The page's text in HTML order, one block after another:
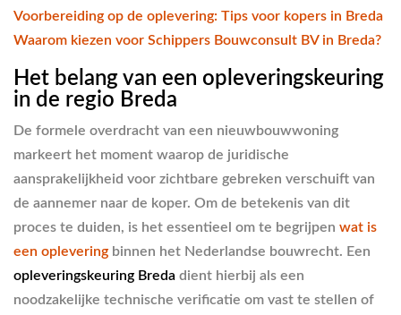
Voorbereiding op de oplevering: Tips voor kopers in Breda
Waarom kiezen voor Schippers Bouwconsult BV in Breda?
Het belang van een opleveringskeuring
in de regio Breda
De formele overdracht van een nieuwbouwwoning
markeert het moment waarop de juridische
aansprakelijkheid voor zichtbare gebreken verschuift van
de aannemer naar de koper. Om de betekenis van dit
proces te duiden, is het essentieel om te begrijpen wat is
een oplevering binnen het Nederlandse bouwrecht. Een
opleveringskeuring Breda dient hierbij als een
noodzakelijke technische verificatie om vast te stellen of